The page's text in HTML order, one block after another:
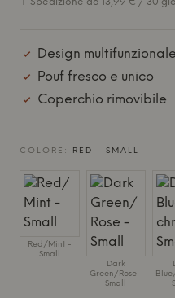
Design multifunzionale
Pouf fresco e unico
Coperchio rimovibile
COLORE: RED - SMALL
Red/Mint -
Small
Dark
Green/Rose -
Small